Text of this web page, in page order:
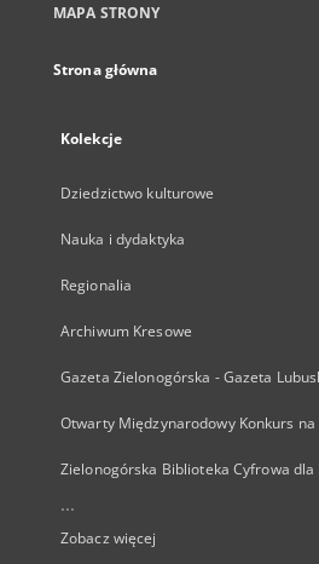
MAPA STRONY
Strona główna
Kolekcje
Dziedzictwo kulturowe
Nauka i dydaktyka
Regionalia
Archiwum Kresowe
Gazeta Zielonogórska - Gazeta
Otwarty Międzynarodowy Konkurs na
Zielonogórska Biblioteka Cyfrowa
...
Zobacz więcej